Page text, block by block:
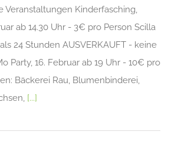
Veranstaltungen Kinderfasching,
ab 14.30 Uhr - 3€ pro Person Scilla
24 Stunden AUSVERKAUFT - keine
Party, 16. Februar ab 19 Uhr - 10€ pro
Bäckerei Rau, Blumenbinderei,
[...]